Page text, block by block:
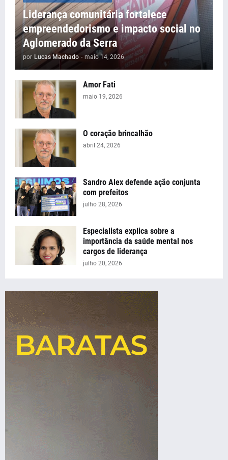
Liderança comunitária fortalece
empreendedorismo e impacto social no
Aglomerado da Serra
por Lucas Machado - maio 14, 2026
Amor Fati
maio 19, 2026
O coração brincalhão
abril 24, 2026
Sandro Alex defende ação conjunta
com prefeitos
julho 28, 2026
Especialista explica sobre a
importância da saúde mental nos
cargos de liderança
julho 20, 2026